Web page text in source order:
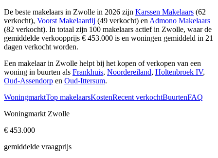
De beste makelaars in Zwolle in 2026 zijn Karssen Makelaars (62
verkocht), Voorst Makelaardij (49 verkocht) en Admono Makelaars
(82 verkocht). In totaal zijn 100 makelaars actief in Zwolle, waar de
gemiddelde verkoopprijs € 453.000 is en woningen gemiddeld in 21
dagen verkocht worden.
Een makelaar in Zwolle helpt bij het kopen of verkopen van een
woning in buurten als Frankhuis, Noordereiland, Holtenbroek IV,
Oud-Assendorp en Oud-Ittersum.
WoningmarktTop makelaarsKostenRecent verkochtBuurtenFAQ
Woningmarkt Zwolle
€ 453.000
gemiddelde vraagprijs